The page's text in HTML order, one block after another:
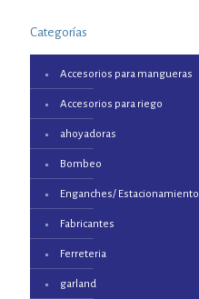
Categorías
Accesorios para mangueras
Accesorios para riego
ahoyadoras
Bombeo
Enganches/ Estacionamiento
Fabricantes
Ferreteria
garland